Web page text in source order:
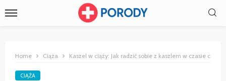
Home Ciąża Kaszel w ciąży: Jak radzić sobie z kaszlem w czasie ciąży
CIĄŻA